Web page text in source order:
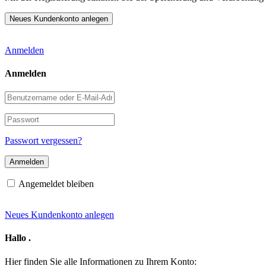
Anmelden
Anmelden
Benutzername
oder
E-
Mail-
Adresse
Passwort
Passwort vergessen?
Angemeldet bleiben
Neues Kundenkonto anlegen
Hallo .
Hier finden Sie alle Informationen zu Ihrem Konto: